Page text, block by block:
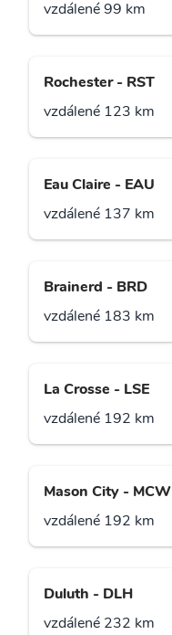
vzdálené 99 km
Rochester - RST
vzdálené 123 km
Eau Claire - EAU
vzdálené 137 km
Brainerd - BRD
vzdálené 183 km
La Crosse - LSE
vzdálené 192 km
Mason City - MCW
vzdálené 192 km
Duluth - DLH
vzdálené 232 km